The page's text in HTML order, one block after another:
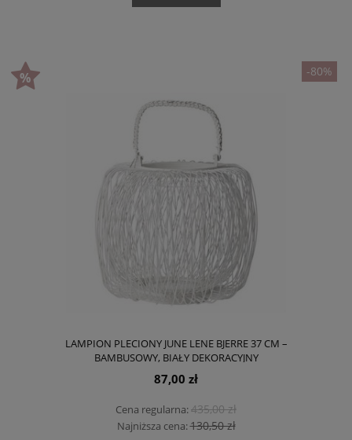
LAMPION PLECIONY JUNE LENE BJERRE 37 CM –
BAMBUSOWY, BIAŁY DEKORACYJNY
87,00 zł
Cena regularna:435,00 zł
Najniższa cena:130,50 zł
-80%